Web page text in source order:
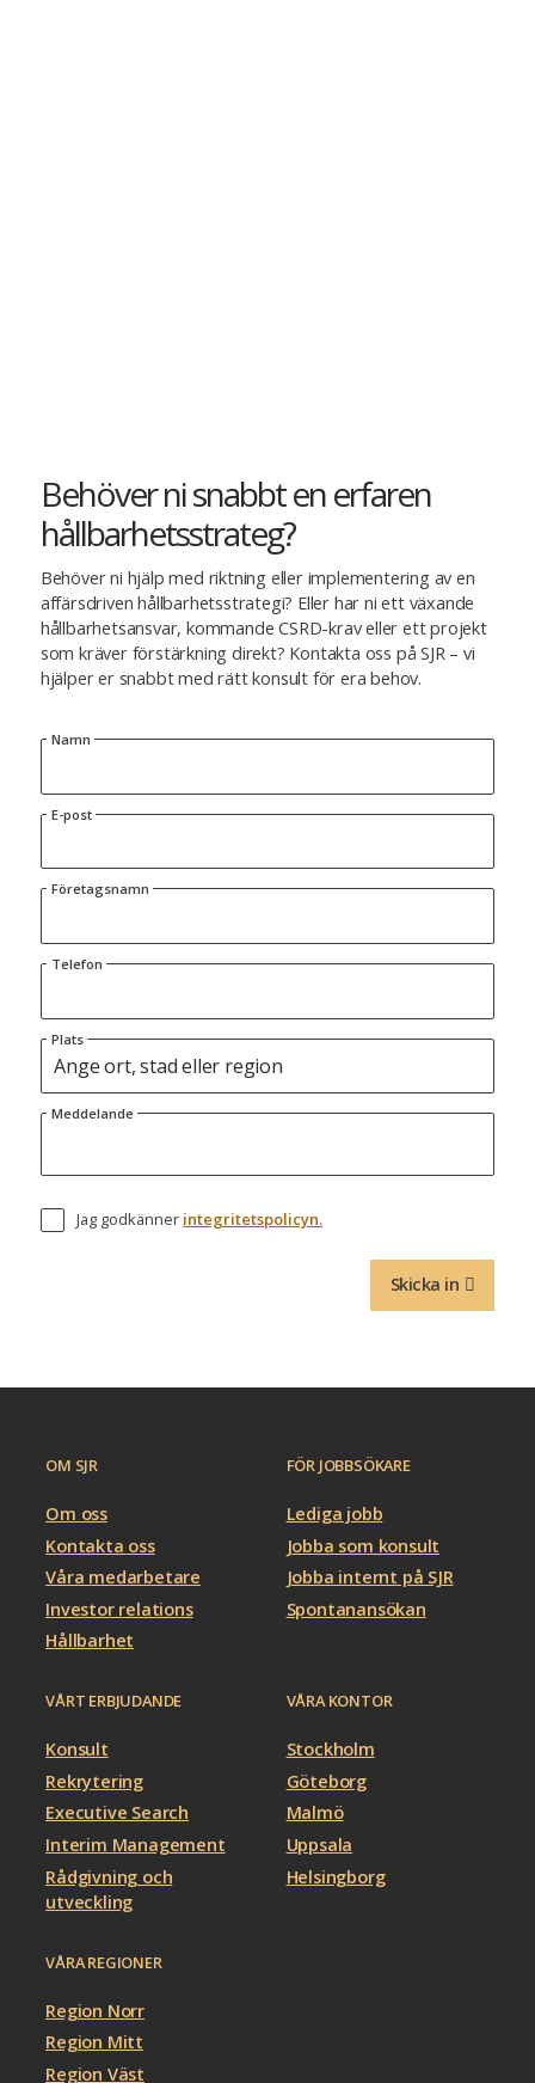
Behöver ni snabbt en erfaren
hållbarhetsstrateg?
Behöver ni hjälp med riktning eller implementering av en
affärsdriven hållbarhetsstrategi? Eller har ni ett växande
hållbarhetsansvar, kommande CSRD-krav eller ett projekt
som kräver förstärkning direkt? Kontakta oss på SJR – vi
hjälper er snabbt med rätt konsult för era behov.
Namn
E-post
Företagsnamn
Telefon
Plats
Meddelande
Jag godkänner integritetspolicyn.
Skicka in
OM SJR
Om oss
Kontakta oss
Våra medarbetare
Investor relations
Hållbarhet
FÖR JOBBSÖKARE
Lediga jobb
Jobba som konsult
Jobba internt på SJR
Spontanansökan
VÅRT ERBJUDANDE
Konsult
Rekrytering
Executive Search
Interim Management
Rådgivning och
utveckling
VÅRA KONTOR
Stockholm
Göteborg
Malmö
Uppsala
Helsingborg
VÅRA REGIONER
Region Norr
Region Mitt
Region Väst